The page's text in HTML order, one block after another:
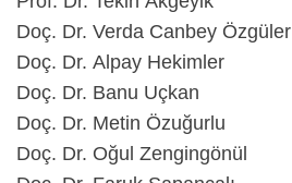
Doç. Dr. Verda Canbey Özgüler
Doç. Dr. Alpay Hekimler
Doç. Dr. Banu Uçkan
Doç. Dr. Metin Özuğurlu
Doç. Dr. Oğul Zengingönül